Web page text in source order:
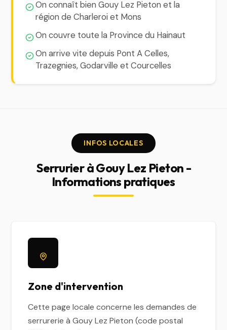
On connaît bien Gouy Lez Pieton et la
région de Charleroi et Mons
On couvre toute la Province du Hainaut
On arrive vite depuis Pont A Celles,
Trazegnies, Godarville et Courcelles
INFOS LOCALES
Serrurier à Gouy Lez Pieton -
Informations pratiques
Zone d'intervention
Cette page locale concerne les demandes de
serrurerie à Gouy Lez Pieton (code postal